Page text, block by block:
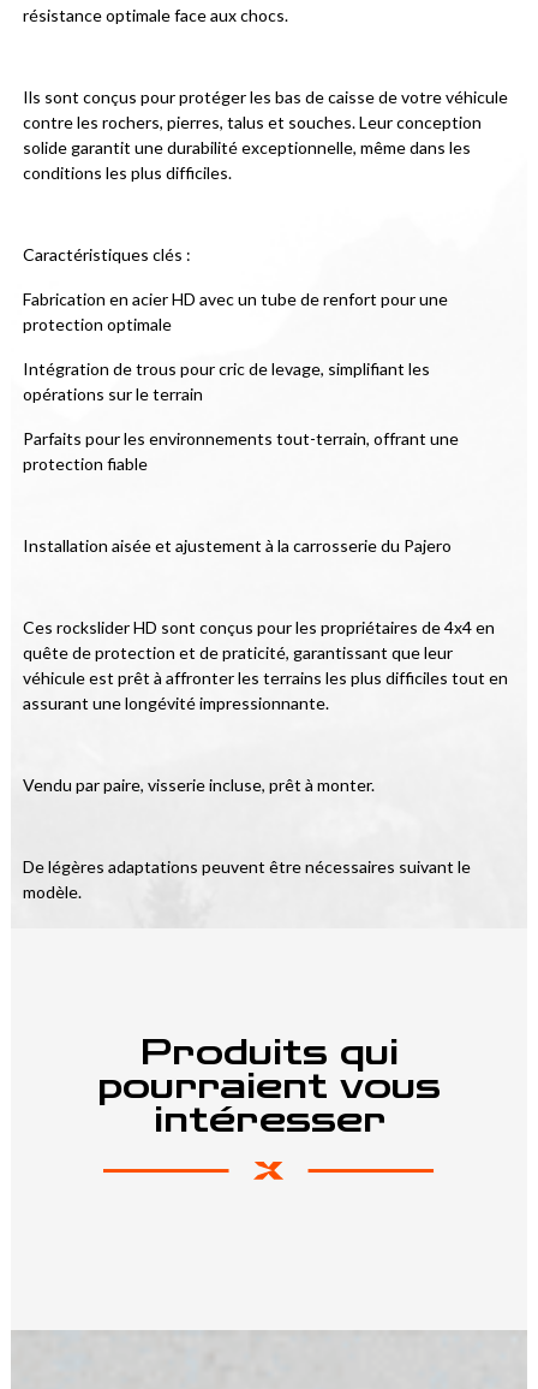
résistance optimale face aux chocs.
Ils sont conçus pour protéger les bas de caisse de votre véhicule
contre les rochers, pierres, talus et souches. Leur conception
solide garantit une durabilité exceptionnelle, même dans les
conditions les plus difficiles.
Caractéristiques clés :
Fabrication en acier HD avec un tube de renfort pour une
protection optimale
Intégration de trous pour cric de levage, simplifiant les
opérations sur le terrain
Parfaits pour les environnements tout-terrain, offrant une
protection fiable
Installation aisée et ajustement à la carrosserie du Pajero
Ces rockslider HD sont conçus pour les propriétaires de 4x4 en
quête de protection et de praticité, garantissant que leur
véhicule est prêt à affronter les terrains les plus difficiles tout en
assurant une longévité impressionnante.
Vendu par paire, visserie incluse, prêt à monter.
De légères adaptations peuvent être nécessaires suivant le
modèle.
Produits qui
pourraient vous
intéresser